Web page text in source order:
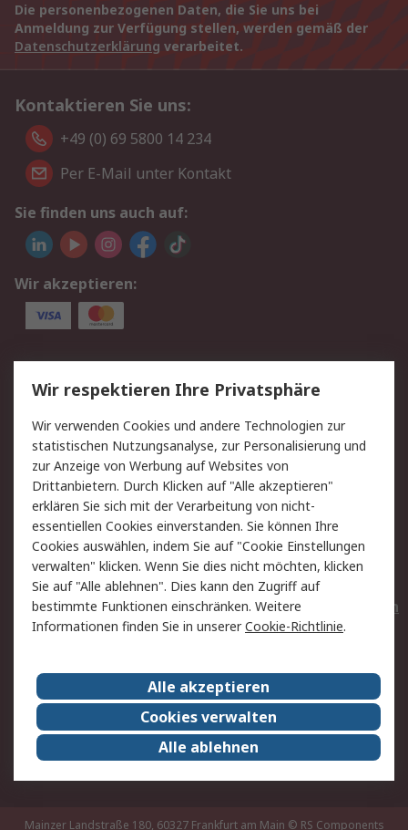
Die personenbezogenen Daten, die Sie uns bei
Anmeldung zur Verfügung stellen, werden gemäß der
Datenschutzerklärung verarbeitet.
Kontaktieren Sie uns:
+49 (0) 69 5800 14 234
Per E-Mail unter Kontakt
Sie finden uns auch auf:
Wir akzeptieren:
Service
Value Added Services
Lieferlösungen
Rücksendungen
Kontakt
Hilfe
Privatkunden
Rechtliches
AGB
Datenschutz
Cookie-Richtlinie
Zahlungsbedingungen
Copyright/Impressum
Entsorgung
Elektrogeräte/Batterien
RS weltweit
Karriere bei RS
Nachhaltigkeit
Qualität/Umwelt/ZertifikatePresse-Center
Event-Center
Mainzer Landstraße 180, 60327 Frankfurt am Main © RS Components
Wir respektieren Ihre Privatsphäre
Wir verwenden Cookies und andere Technologien zur
statistischen Nutzungsanalyse, zur Personalisierung und
zur Anzeige von Werbung auf Websites von
Drittanbietern. Durch Klicken auf "Alle akzeptieren"
erklären Sie sich mit der Verarbeitung von nicht-
essentiellen Cookies einverstanden. Sie können Ihre
Cookies auswählen, indem Sie auf "Cookie Einstellungen
verwalten" klicken. Wenn Sie dies nicht möchten, klicken
Sie auf "Alle ablehnen". Dies kann den Zugriff auf
bestimmte Funktionen einschränken. Weitere
Informationen finden Sie in unsererCookie-Richtlinie.
Alle akzeptieren
Cookies verwalten
Alle ablehnen